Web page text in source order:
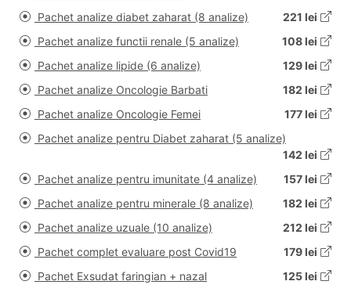
Pachet analize diabet zaharat (8 analize)
221 lei
Pachet analize functii renale (5 analize)
108 lei
Pachet analize lipide (6 analize)
129 lei
Pachet analize Oncologie Barbati
182 lei
Pachet analize Oncologie Femei
177 lei
Pachet analize pentru Diabet zaharat (5 analize)
142 lei
Pachet analize pentru imunitate (4 analize)
157 lei
Pachet analize pentru minerale (8 analize)
182 lei
Pachet analize uzuale (10 analize)
212 lei
Pachet complet evaluare post Covid19
179 lei
Pachet Exsudat faringian + nazal
125 lei